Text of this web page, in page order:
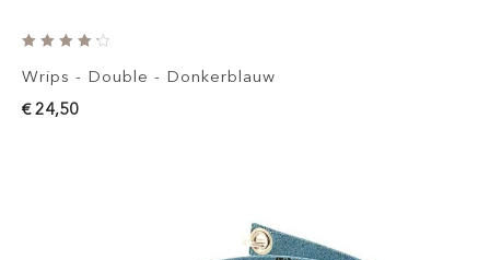
Wrips - Double - Donkerblauw
€ 24,50